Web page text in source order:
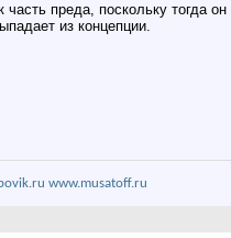
преда, поскольку тогда
из концепции.
www.musatoff.ru